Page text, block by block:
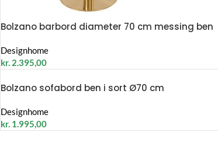
Bolzano barbord diameter 70 cm messing ben
Designhome
kr. 2.395,00
Bolzano sofabord ben i sort Ø70 cm
Designhome
kr. 1.995,00